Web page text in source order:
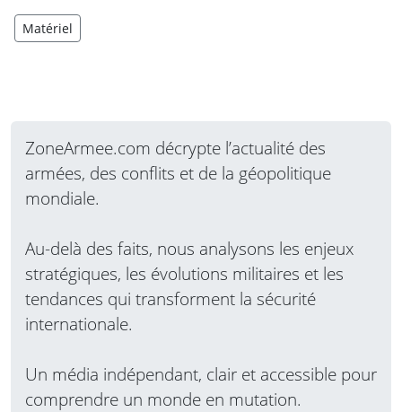
Matériel
ZoneArmee.com décrypte l’actualité des
armées, des conflits et de la géopolitique
mondiale.
Au-delà des faits, nous analysons les enjeux
stratégiques, les évolutions militaires et les
tendances qui transforment la sécurité
internationale.
Un média indépendant, clair et accessible pour
comprendre un monde en mutation.